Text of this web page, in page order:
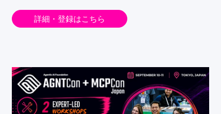
詳細・登録はこちら